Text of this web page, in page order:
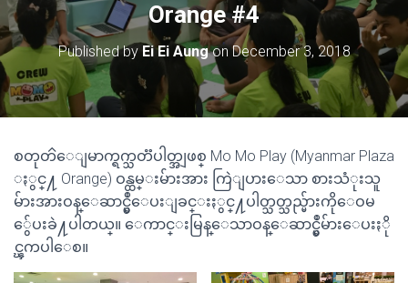
Orange #4
Published by Ei Ei AungonDecember 3, 2018
စတုတၳေျမာက္ရက္သတၱပါတ္အျဖစ္ Mo Mo Play (Myanmar Plaza
ႏွင္႔ Orange) ဝန္ထမ္းမ်ားအား ကြဲျပားေသာ စားသံုးသူ
မ်ားအားဝန္ေဆာင္မွဳေပးျခင္းႏွင္႔ပါတ္သတ္သည္မ်ားကိုေဝမ
ွ်ေပးခဲ႔ပါတယ္။ ေကာင္းမြန္ေသာဝန္ေဆာင္မွဳမ်ားေပးႏို
င္ၾကပါေစ။